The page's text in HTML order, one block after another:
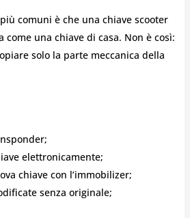
comuni è che una chiave scooter
come una chiave di casa. Non è così:
solo la parte meccanica della
elettronicamente;
chiave con l’immobilizer;
senza originale;